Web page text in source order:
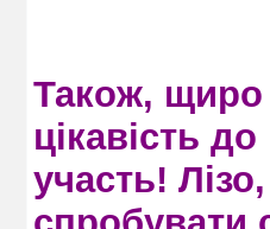
Також,
цікавість
участь!